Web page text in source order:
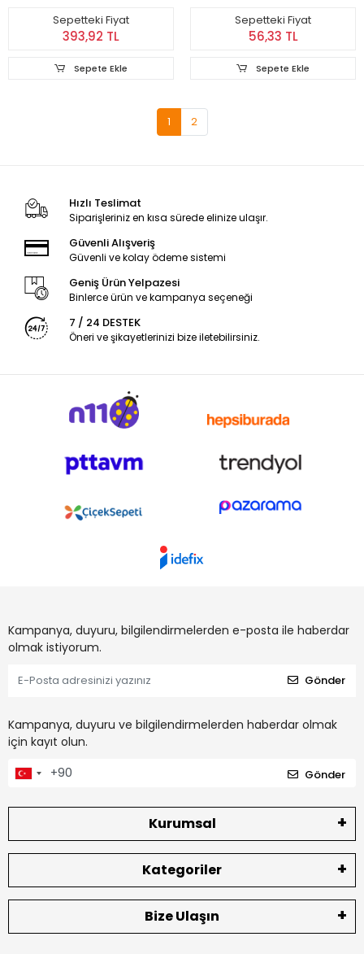
Sepetteki Fiyat
393,92 TL
Sepete Ekle
Sepetteki Fiyat
56,33 TL
Sepete Ekle
1 2
Hızlı Teslimat
Siparişleriniz en kısa sürede elinize ulaşır.
Güvenli Alışveriş
Güvenli ve kolay ödeme sistemi
Geniş Ürün Yelpazesi
Binlerce ürün ve kampanya seçeneği
7 / 24 DESTEK
Öneri ve şikayetlerinizi bize iletebilirsiniz.
Kampanya, duyuru, bilgilendirmelerden e-posta ile haberdar
olmak istiyorum.
Gönder
Kampanya, duyuru ve bilgilendirmelerden haberdar olmak
için kayıt olun.
Gönder
Kurumsal
Kategoriler
Bize Ulaşın